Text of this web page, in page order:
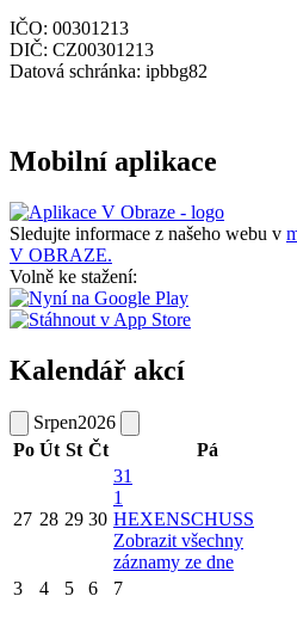
IČO: 00301213
DIČ: CZ00301213
Datová schránka: ipbbg82
Mobilní aplikace
Sledujte informace z našeho webu v
V OBRAZE.
Volně ke stažení:
Kalendář akcí
Srpen2026
Po Út St Čt Pá
27 28 29 30
31
1
HEXENSCHUSS
Zobrazit všechny
záznamy ze dne
3 4 5 6 7